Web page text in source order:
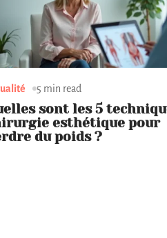
5 min read
sont les 5
esthétique pour
du poids ?